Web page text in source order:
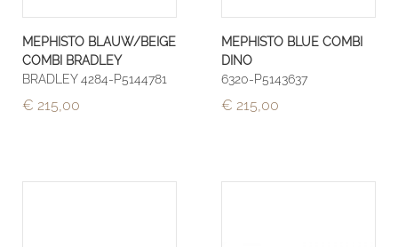
MEPHISTO BLAUW/BEIGE
COMBI BRADLEY
BRADLEY 4284-P5144781
€ 215,00
MEPHISTO BLUE COMBI
DINO
6320-P5143637
€ 215,00